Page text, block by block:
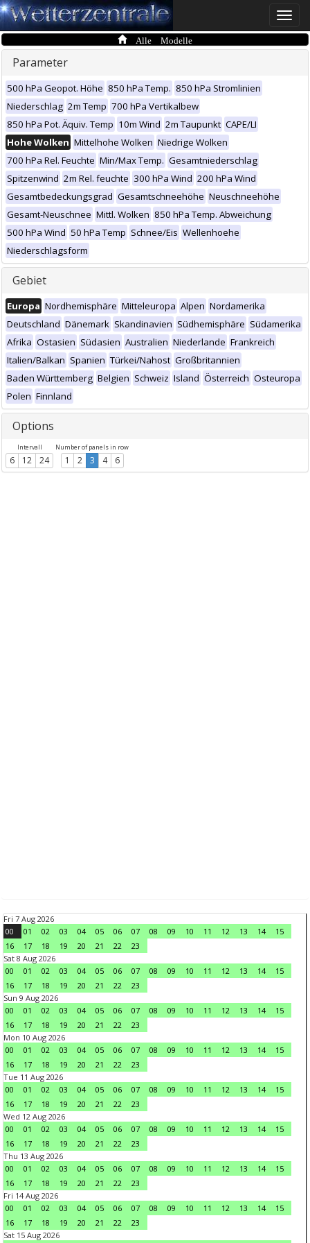
Toggle
Alle Modelle
Parameter
500 hPa Geopot. Höhe 850 hPa Temp. 850 hPa Stromlinien
Niederschlag 2m Temp 700 hPa Vertikalbew
850 hPa Pot. Äquiv. Temp 10m Wind 2m Taupunkt CAPE/LI
Hohe Wolken Mittelhohe Wolken Niedrige Wolken
700 hPa Rel. Feuchte Min/Max Temp. Gesamtniederschlag
Spitzenwind 2m Rel. feuchte 300 hPa Wind 200 hPa Wind
Gesamtbedeckungsgrad Gesamtschneehöhe Neuschneehöhe
Gesamt-Neuschnee Mittl. Wolken 850 hPa Temp. Abweichung
500 hPa Wind 50 hPa Temp Schnee/Eis Wellenhoehe
Niederschlagsform
Gebiet
Europa Nordhemisphäre Mitteleuropa Alpen Nordamerika
Deutschland Dänemark Skandinavien Südhemisphäre Südamerika
Afrika Ostasien Südasien Australien Niederlande Frankreich
Italien/Balkan Spanien Türkei/Nahost Großbritannien
Baden Württemberg Belgien Schweiz Island Österreich Osteuropa
Polen Finnland
Options
Intervall
6 12 24
Number of panels in row
1 2 3 4 6
Fri 7 Aug 2026
00
01 02 03 04 05 06 07 08 09 10 11 12 13 14
15
16
17 18 19 20 21 22
23
Sat 8 Aug 2026
00
01 02 03 04 05 06 07 08 09 10 11 12 13 14
15
16
17 18 19 20 21 22
23
Sun 9 Aug 2026
00
01 02 03 04 05 06 07 08 09 10 11 12 13 14
15
16
17 18 19 20 21 22
23
Mon 10 Aug 2026
00
01 02 03 04 05 06 07 08 09 10 11 12 13 14
15
16
17 18 19 20 21 22
23
Tue 11 Aug 2026
00
01 02 03 04 05 06 07 08 09 10 11 12 13 14
15
16
17 18 19 20 21 22
23
Wed 12 Aug 2026
00
01 02 03 04 05 06 07 08 09 10 11 12 13 14
15
16
17 18 19 20 21 22
23
Thu 13 Aug 2026
00
01 02 03 04 05 06 07 08 09 10 11 12 13 14
15
16
17 18 19 20 21 22
23
Fri 14 Aug 2026
00
01 02 03 04 05 06 07 08 09 10 11 12 13 14
15
16
17 18 19 20 21 22
23
Sat 15 Aug 2026